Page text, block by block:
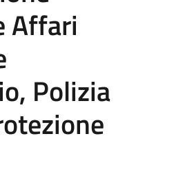
Affari
Polizia